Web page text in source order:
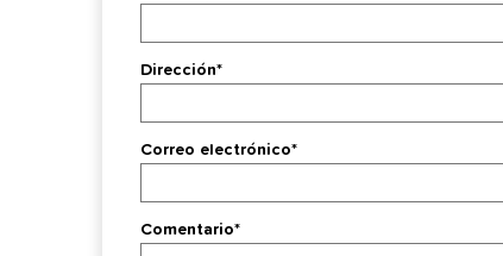
Dirección*
Correo electrónico*
Comentario*